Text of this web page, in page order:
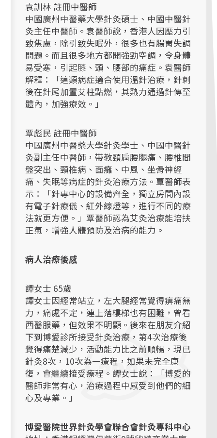
袁訓林 註冊中醫師
中國廣州中醫藥大學針灸碩士、中國中醫針
灸主任中醫師。袁醫師說，香港人因壓力引
致焦慮，除引致失眠外，很多也有腸胃失調
問題。而且很多地方都開強勁空調，令身體
易受寒，引起膝、頭、腰部的痛症。袁醫師
解釋：「這類病症適合使用溫針治療，針刺
後在針尾加置艾柱點燃，其熱力通過針傳至
體內，加強療效。」
覃彪民 註冊中醫師
中國廣州中醫藥大學針灸學士、中國中醫針
灸副主任中醫師，帶教頸肩腰腿痛、腰椎間
盤突出、頸椎病、面癱、中風、坐骨神經
痛、失眠等病症的針灸治療方法。覃醫師表
示：「針專中心的設備齊全，獨立房間內設
有電子針療儀、紅外線燈等，進行不同的療
法就更方便。」覃醫師認為艾灸治療能培扶
正氣，增強人體預防及治病的能力。
病人治療後感
譚女士 65歲
譚女士因經常站立，左大腿經常覺得痹痛無
力，痛處不定，連上落樓梯也有困難，曾看
西醫服藥，但效果不明顯。後來在朋友介紹
下到博愛診所接受針灸治療，第4次治療後
覺得痛楚減少，活動能力比之前順暢，現已
針灸8次，10次為一療程，如果未完全康
復，會繼續接受療程。譚女士說：「博愛的
醫師非常有心，治療過程中感受到他們的細
心及專業。」
博愛醫院世界針灸學會聯合會針灸專科中心